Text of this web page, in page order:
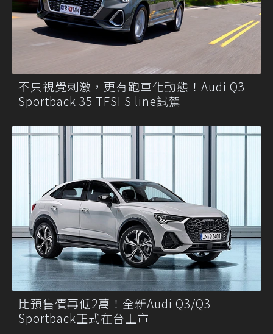
不只視覺刺激，更有跑車化動態！Audi Q3
Sportback 35 TFSI S line試駕
比預售價再低2萬！全新Audi Q3/Q3
Sportback正式在台上市